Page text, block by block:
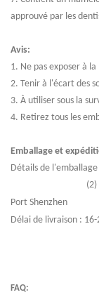
approuvé par les
Avis:
1. Ne pas exposer à
2. Tenir à l'écart des
3. À utiliser sous la
4. Retirez tous les
Emballage et
Détails de
(2) Un forfait
Port Shenzhen
Délai de livraison :
FAQ: